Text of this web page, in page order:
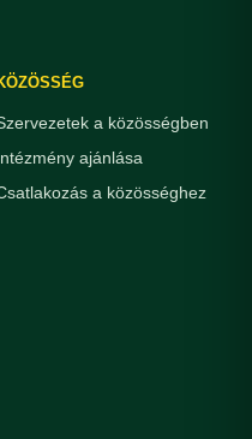
a közösségben
ajánlása
a közösséghez